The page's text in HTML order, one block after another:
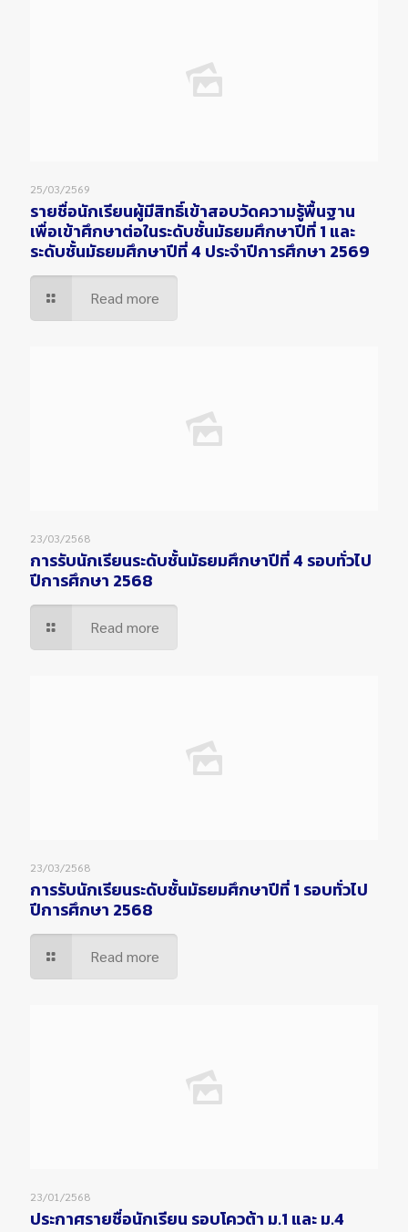
25/03/2569
รายชื่อนักเรียนผู้มีสิทธิ์เข้าสอบวัดความรู้พื้นฐาน
เพื่อเข้าศึกษาต่อในระดับชั้นมัธยมศึกษาปีที่ 1 และ
ระดับชั้นมัธยมศึกษาปีที่ 4 ประจำปีการศึกษา 2569
Read more
23/03/2568
การรับนักเรียนระดับชั้นมัธยมศึกษาปีที่ 4 รอบทั่วไป
ปีการศึกษา 2568
Read more
23/03/2568
การรับนักเรียนระดับชั้นมัธยมศึกษาปีที่ 1 รอบทั่วไป
ปีการศึกษา 2568
Read more
23/01/2568
ประกาศรายชื่อนักเรียน รอบโควต้า ม.1 และ ม.4